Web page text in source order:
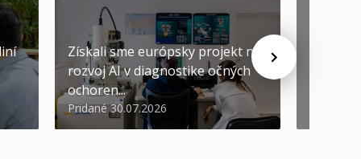
Získali sme európsky projekt na
rozvoj AI v diagnostike očných
ochoren...
Pridané 30.07.2026